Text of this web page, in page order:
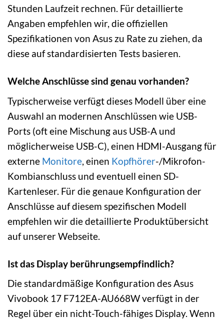
Stunden Laufzeit rechnen. Für detaillierte
Angaben empfehlen wir, die offiziellen
Spezifikationen von Asus zu Rate zu ziehen, da
diese auf standardisierten Tests basieren.
Welche Anschlüsse sind genau vorhanden?
Typischerweise verfügt dieses Modell über eine
Auswahl an modernen Anschlüssen wie USB-
Ports (oft eine Mischung aus USB-A und
möglicherweise USB-C), einen HDMI-Ausgang für
externe Monitore, einen Kopfhörer-/Mikrofon-
Kombianschluss und eventuell einen SD-
Kartenleser. Für die genaue Konfiguration der
Anschlüsse auf diesem spezifischen Modell
empfehlen wir die detaillierte Produktübersicht
auf unserer Webseite.
Ist das Display berührungsempfindlich?
Die standardmäßige Konfiguration des Asus
Vivobook 17 F712EA-AU668W verfügt in der
Regel über ein nicht-Touch-fähiges Display. Wenn